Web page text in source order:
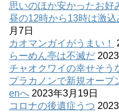
思いのほか安かったお好
昼の12時から13時は激
月7日
カオマンガイがうまい！
らーめん亭は不滅だ
チャオクワイの幸せそう
プラカノンで新規オープ
enへ 2023年3月19日
コロナの後遺症うつ